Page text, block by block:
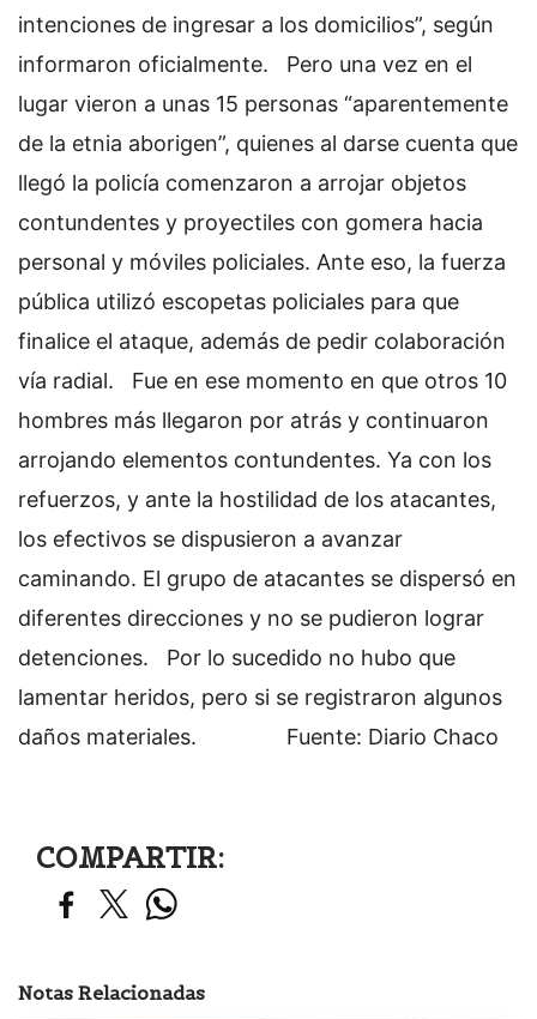
intenciones de ingresar a los domicilios”, según
informaron oficialmente.
Pero una vez en el
lugar vieron a unas 15 personas “aparentemente
de la etnia aborigen”, quienes al darse cuenta que
llegó la policía comenzaron a arrojar objetos
contundentes y proyectiles con gomera hacia
personal y móviles policiales. Ante eso, la fuerza
pública utilizó escopetas policiales para que
finalice el ataque, además de pedir colaboración
vía radial.
Fue en ese momento en que otros 10
hombres más llegaron por atrás y continuaron
arrojando elementos contundentes. Ya con los
refuerzos, y ante la hostilidad de los atacantes,
los efectivos se dispusieron a avanzar
caminando. El grupo de atacantes se dispersó en
diferentes direcciones y no se pudieron lograr
detenciones.
Por lo sucedido no hubo que
lamentar heridos, pero si se registraron algunos
daños materiales.
Fuente: Diario Chaco
COMPARTIR:
Notas Relacionadas